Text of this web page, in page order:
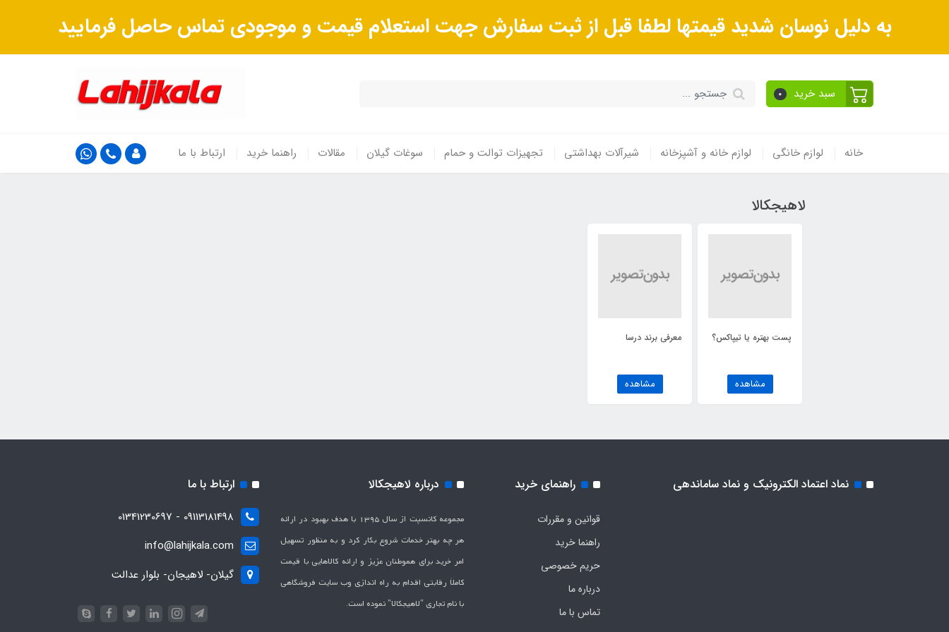
به دلیل نوسان شدید قیمتها لطفا قبل از ثبت سفارش جهت استعلام قیمت و موجودی تماس حاصل فرمایید
سبد خرید 0
خانه لوازم خانگی لوازم خانه و آشپزخانه شیرآلات بهداشتی تجهیزات توالت و حمام سوغات گیلان مقالات راهنما خرید ارتباط با ما
لاهیجکالا
پست بهتره یا تیپاکس؟
مشاهده
معرفی برند درسا
مشاهده
نماد اعتماد الکترونیک و نماد ساماندهی راهنمای خرید
قوانین و مقررات
راهنما خرید
حریم خصوصی
درباره ما
تماس با ما
درباره لاهیجکالا
مجموعه کانسپت از سال 1395 با هدف بهبود در ارائه
هر چه بهتر خدمات شروع بکار کرد و به منظور تسهیل
امر خرید برای هموطنان عزیز و ارائه کالاهایی با قیمت
کاملاَ رقابتی اقدام به راه اندازی وب سایت فروشگاهی
با نام تجاری "لاهیج­کالا" نموده است.
ارتباط با ما
09113181498 - 01341230697
info@lahijkala.com
گیلان- لاهیجان- بلوار عدالت